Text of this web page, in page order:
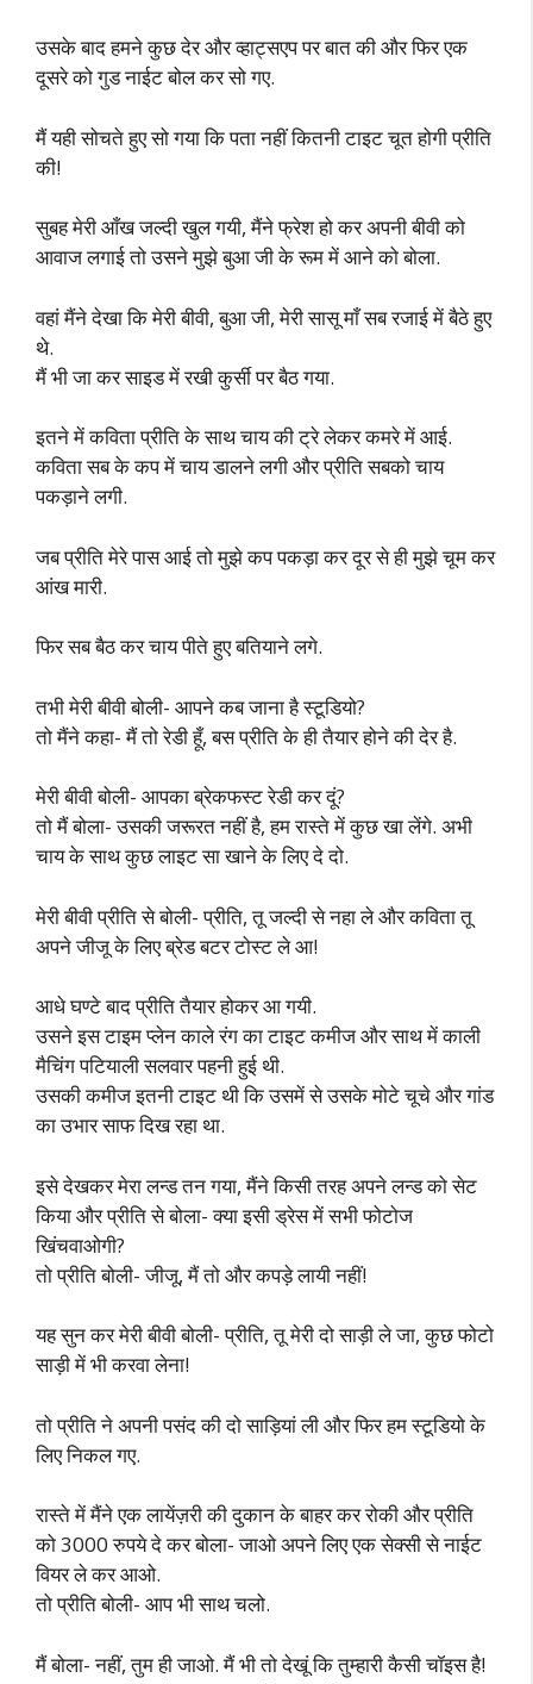
उसके बाद हमने कुछ देर और व्हाट्सएप पर बात की और फिर एक
दूसरे को गुड नाईट बोल कर सो गए.
मैं यही सोचते हुए सो गया कि पता नहीं कितनी टाइट चूत होगी प्रीति
की!
सुबह मेरी आँख जल्दी खुल गयी, मैंने फ्रेश हो कर अपनी बीवी को
आवाज लगाई तो उसने मुझे बुआ जी के रूम में आने को बोला.
वहां मैंने देखा कि मेरी बीवी, बुआ जी, मेरी सासू माँ सब रजाई में बैठे हुए
थे.
मैं भी जा कर साइड में रखी कुर्सी पर बैठ गया.
इतने में कविता प्रीति के साथ चाय की ट्रे लेकर कमरे में आई.
कविता सब के कप में चाय डालने लगी और प्रीति सबको चाय
पकड़ाने लगी.
जब प्रीति मेरे पास आई तो मुझे कप पकड़ा कर दूर से ही मुझे चूम कर
आंख मारी.
फिर सब बैठ कर चाय पीते हुए बतियाने लगे.
तभी मेरी बीवी बोली- आपने कब जाना है स्टूडियो?
तो मैंने कहा- मैं तो रेडी हूँ, बस प्रीति के ही तैयार होने की देर है.
मेरी बीवी बोली- आपका ब्रेकफस्ट रेडी कर दूं?
तो मैं बोला- उसकी जरूरत नहीं है, हम रास्ते में कुछ खा लेंगे. अभी
चाय के साथ कुछ लाइट सा खाने के लिए दे दो.
मेरी बीवी प्रीति से बोली- प्रीति, तू जल्दी से नहा ले और कविता तू
अपने जीजू के लिए ब्रेड बटर टोस्ट ले आ!
आधे घण्टे बाद प्रीति तैयार होकर आ गयी.
उसने इस टाइम प्लेन काले रंग का टाइट कमीज और साथ में काली
मैचिंग पटियाली सलवार पहनी हुई थी.
उसकी कमीज इतनी टाइट थी कि उसमें से उसके मोटे चूचे और गांड
का उभार साफ दिख रहा था.
इसे देखकर मेरा लन्ड तन गया, मैंने किसी तरह अपने लन्ड को सेट
किया और प्रीति से बोला- क्या इसी ड्रेस में सभी फोटोज
खिंचवाओगी?
तो प्रीति बोली- जीजू, मैं तो और कपड़े लायी नहीं!
यह सुन कर मेरी बीवी बोली- प्रीति, तू मेरी दो साड़ी ले जा, कुछ फोटो
साड़ी में भी करवा लेना!
तो प्रीति ने अपनी पसंद की दो साड़ियां ली और फिर हम स्टूडियो के
लिए निकल गए.
रास्ते में मैंने एक लायेंज़री की दुकान के बाहर कर रोकी और प्रीति
को 3000 रुपये दे कर बोला- जाओ अपने लिए एक सेक्सी से नाईट
वियर ले कर आओ.
तो प्रीति बोली- आप भी साथ चलो.
मैं बोला- नहीं, तुम ही जाओ. मैं भी तो देखूं कि तुम्हारी कैसी चॉइस है!